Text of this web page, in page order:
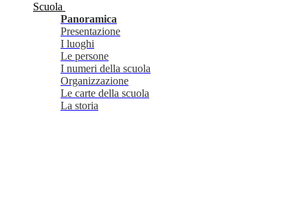
Scuola
Panoramica
Presentazione
I luoghi
Le persone
I numeri della scuola
Organizzazione
Le carte della scuola
La storia